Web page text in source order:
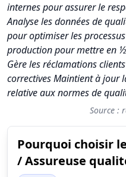
internes pour assurer le
Analyse les données de
pour optimiser les
production pour mettre en
Gère les réclamations
correctives Maintient à jour
relative aux normes de
Source :
Pourquoi choisir
/ Assureuse
Synthèse des scores du
Indicateur